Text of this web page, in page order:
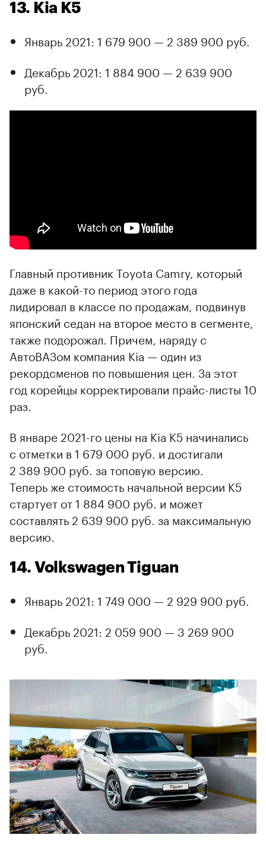
13. Kia K5
Январь 2021: 1 679 900 — 2 389 900 руб.
Декабрь 2021: 1 884 900 — 2 639 900
руб.
Главный противник Toyota Camry, который
даже в какой-то период этого года
лидировал в классе по продажам, подвинув
японский седан на второе место в сегменте,
также подорожал. Причем, наряду с
АвтоВАЗом компания Kia — один из
рекордсменов по повышения цен. За этот
год корейцы корректировали прайс-листы 10
раз.
В январе 2021-го цены на Kia K5 начинались
с отметки в 1 679 000 руб. и достигали
2 389 900 руб. за топовую версию.
Теперь же стоимость начальной версии K5
стартует от 1 884 900 руб. и может
составлять 2 639 900 руб. за максимальную
версию.
14. Volkswagen Tiguan
Январь 2021: 1 749 000 — 2 929 900 руб.
Декабрь 2021: 2 059 900 — 3 269 900
руб.